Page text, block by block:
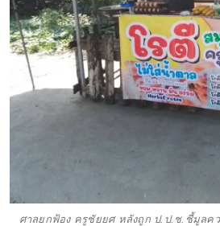
ศาลยกฟ้อง ครูชัยยศ หลังถูก ป.ป.ช.ชี้มูลค